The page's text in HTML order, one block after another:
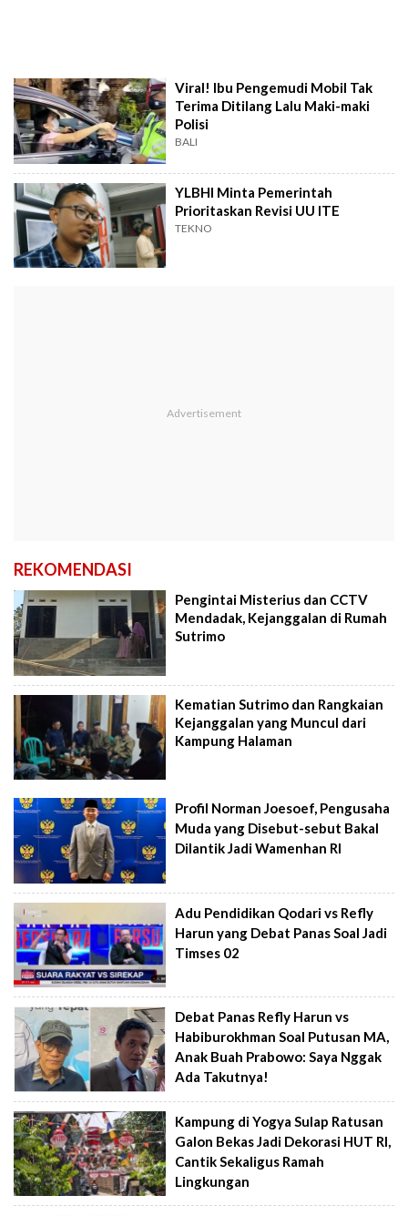
Viral! Ibu Pengemudi Mobil Tak
Terima Ditilang Lalu Maki-maki
Polisi
BALI
YLBHI Minta Pemerintah
Prioritaskan Revisi UU ITE
TEKNO
REKOMENDASI
Pengintai Misterius dan CCTV
Mendadak, Kejanggalan di Rumah
Sutrimo
Kematian Sutrimo dan Rangkaian
Kejanggalan yang Muncul dari
Kampung Halaman
Profil Norman Joesoef, Pengusaha
Muda yang Disebut-sebut Bakal
Dilantik Jadi Wamenhan RI
Adu Pendidikan Qodari vs Refly
Harun yang Debat Panas Soal Jadi
Timses 02
Debat Panas Refly Harun vs
Habiburokhman Soal Putusan MA,
Anak Buah Prabowo: Saya Nggak
Ada Takutnya!
Kampung di Yogya Sulap Ratusan
Galon Bekas Jadi Dekorasi HUT RI,
Cantik Sekaligus Ramah
Lingkungan